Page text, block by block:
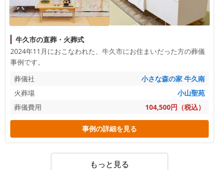
牛久市の直葬・火葬式
2024年11月におこなわれた、 牛久市にお住まいだった方の葬儀
事例です。
葬儀社
小さな森の家 牛久南
火葬場
小山聖苑
葬儀費用
104,500円（税込）
事例の詳細を見る
もっと見る